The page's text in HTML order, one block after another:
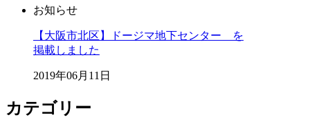
お知らせ
【大阪市北区】ドージマ地下センター を
掲載しました
2019年06月11日
カテゴリー